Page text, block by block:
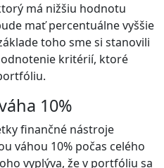
má nižšiu hodnotu
mať percentuálne vyššie
toho sme si stanovili
kritérií, ktoré
10%
finančné nástroje
váhou 10% počas celého
vyplýva, že v portfóliu sa